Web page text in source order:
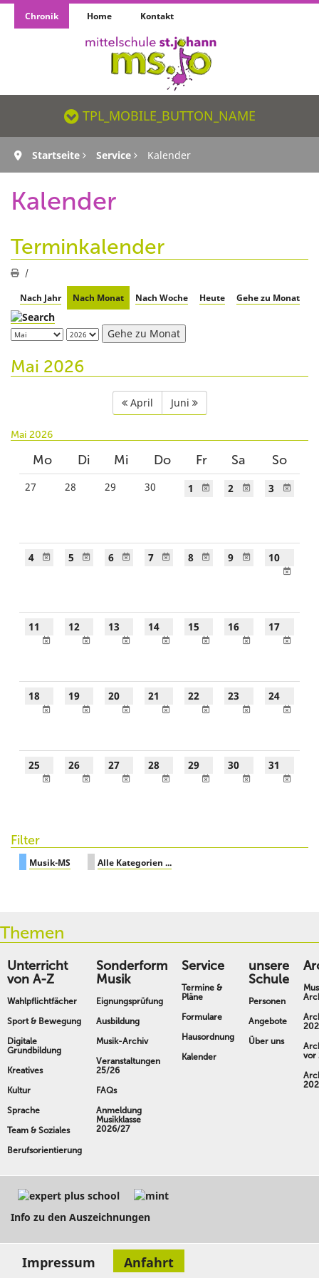
Chronik Home Kontakt
TPL_MOBILE_BUTTON_NAME_SR
TPL_MOBILE_BUTTON_NAME
Startseite Service Kalender
Kalender
Terminkalender
Nach Jahr Nach Monat Nach Woche Heute Gehe zu Monat
Gehe zu Monat
Mai 2026
April Juni
Mai 2026
Mo Di Mi Do Fr Sa So
27 28 29 30 1 2 3
4 5 6 7 8 9 10
11 12 13 14 15 16 17
18 19 20 21 22 23 24
25 26 27 28 29 30 31
Filter
Musik-MS Alle Kategorien ...
Themen
Unterricht
von A-Z
Wahlpflichtfächer
Sport & Bewegung
Digitale
Grundbildung
Kreatives
Kultur
Sprache
Team & Soziales
Berufsorientierung
Sonderform
Musik
Eignungsprüfung
Ausbildung
Musik-Archiv
Veranstaltungen
25/26
FAQs
Anmeldung
Musikklasse
2026/27
Service
Termine &
Pläne
Formulare
Hausordnung
Kalender
unsere
Schule
Personen
Angebote
Über uns
vor
Info zu den Auszeichnungen
Impressum Anfahrt